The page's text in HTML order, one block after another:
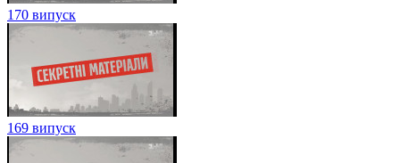
170 випуск
169 випуск